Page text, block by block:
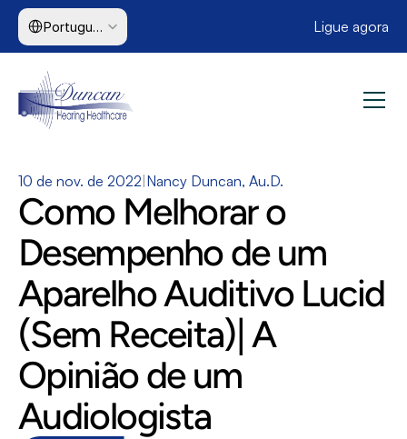
Select Language
Portuguese (Brazil) Ligue agora
10 de nov. de 2022 Nancy Duncan, Au.D.
Como Melhorar o
Desempenho de um
Aparelho Auditivo Lucid
(Sem Receita)| A
Opinião de um
Audiologista